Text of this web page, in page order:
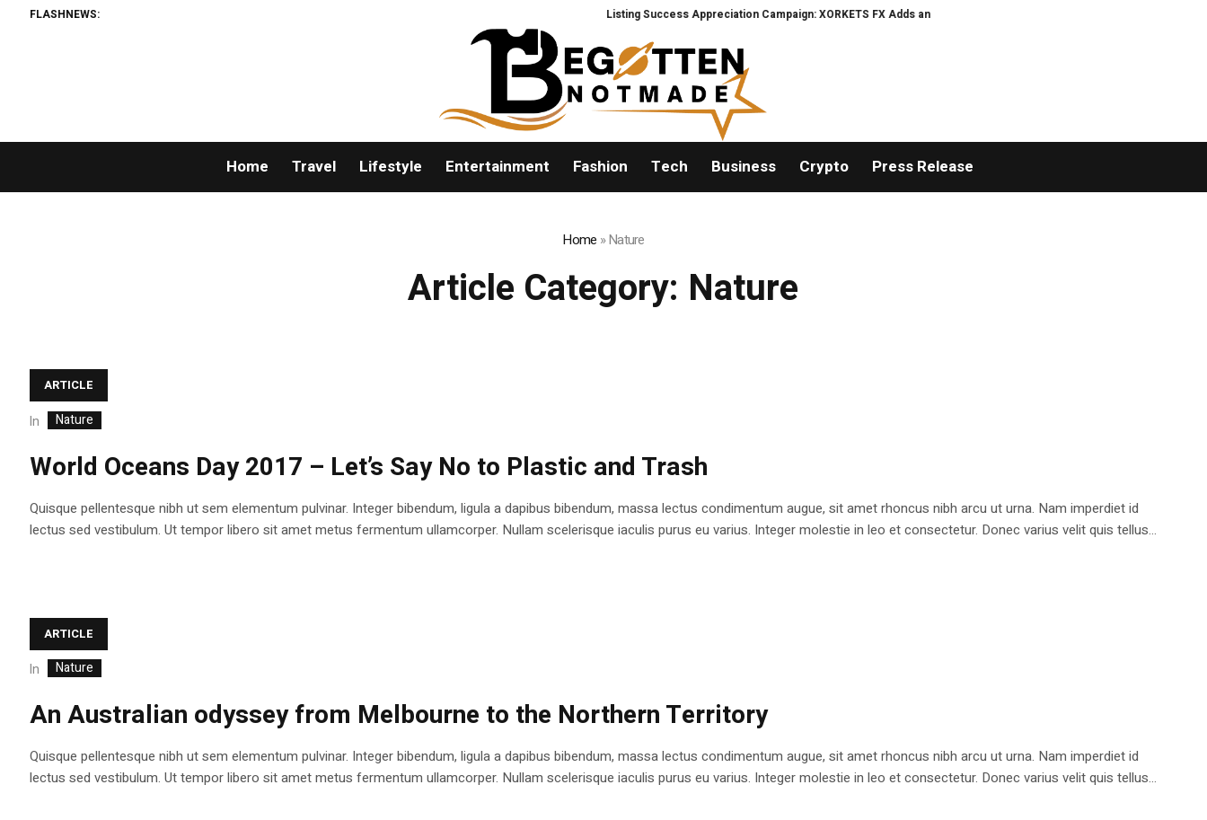
FLASHNEWS: Listing Success Appreciation Campaign: XORKETS FX Adds an Extra US$20 Million Bonus Pool with a 200% Deposit
Home Travel Lifestyle Entertainment Fashion Tech Business Crypto Press Release
Home »Nature
Article Category: Nature
ARTICLE
In Nature
World Oceans Day 2017 – Let’s Say No to Plastic and Trash
Quisque pellentesque nibh ut sem elementum pulvinar. Integer bibendum, ligula a dapibus bibendum, massa lectus condimentum augue, sit amet rhoncus nibh arcu ut urna. Nam imperdiet id
lectus sed vestibulum. Ut tempor libero sit amet metus fermentum ullamcorper. Nullam scelerisque iaculis purus eu varius. Integer molestie in leo et consectetur. Donec varius velit quis tellus...
ARTICLE
In Nature
An Australian odyssey from Melbourne to the Northern Territory
Quisque pellentesque nibh ut sem elementum pulvinar. Integer bibendum, ligula a dapibus bibendum, massa lectus condimentum augue, sit amet rhoncus nibh arcu ut urna. Nam imperdiet id
lectus sed vestibulum. Ut tempor libero sit amet metus fermentum ullamcorper. Nullam scelerisque iaculis purus eu varius. Integer molestie in leo et consectetur. Donec varius velit quis tellus...